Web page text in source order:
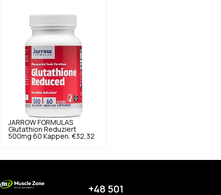
JARROW FORMULAS
Glutathion Reduziert
500mg 60 Kappen. €32,32
+48 501